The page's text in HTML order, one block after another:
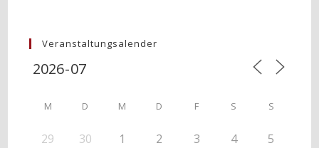
Veranstaltungsalender
M D M D F S S
29 30 1 2 3 4 5